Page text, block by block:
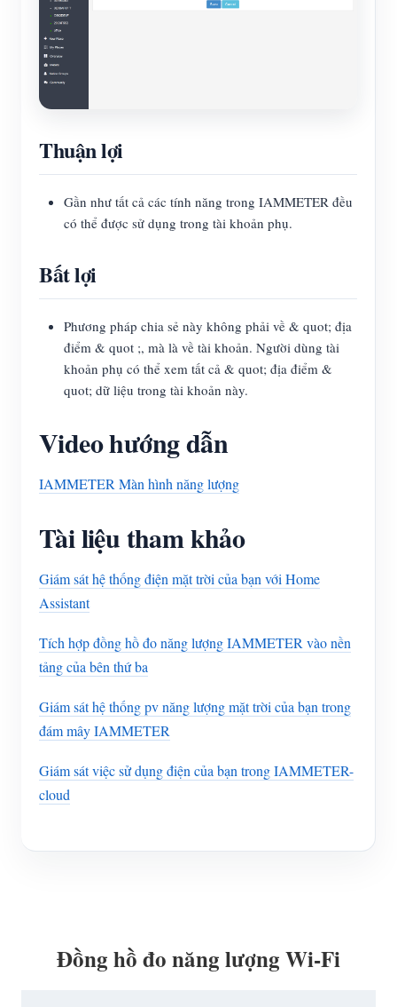
Thuận lợi
Gần như tất cả các tính năng trong IAMMETER đều
có thể được sử dụng trong tài khoản phụ.
Bất lợi
Phương pháp chia sẻ này không phải về & quot; địa
điểm & quot ;, mà là về tài khoản. Người dùng tài
khoản phụ có thể xem tất cả & quot; địa điểm &
quot; dữ liệu trong tài khoản này.
Video hướng dẫn
IAMMETER Màn hình năng lượng
Tài liệu tham khảo
Giám sát hệ thống điện mặt trời của bạn với Home
Assistant
Tích hợp đồng hồ đo năng lượng IAMMETER vào nền
tảng của bên thứ ba
Giám sát hệ thống pv năng lượng mặt trời của bạn trong
đám mây IAMMETER
Giám sát việc sử dụng điện của bạn trong IAMMETER-
cloud
Đồng hồ đo năng lượng Wi-Fi